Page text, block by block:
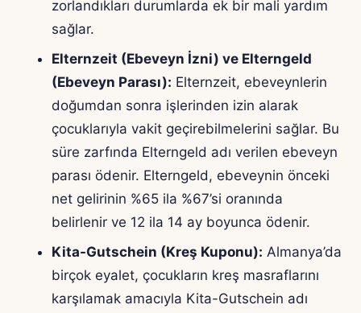
zorlandıkları durumlarda ek bir mali yardım
sağlar.
Elternzeit (Ebeveyn İzni) ve Elterngeld
(Ebeveyn Parası): Elternzeit, ebeveynlerin
doğumdan sonra işlerinden izin alarak
çocuklarıyla vakit geçirebilmelerini sağlar. Bu
süre zarfında Elterngeld adı verilen ebeveyn
parası ödenir. Elterngeld, ebeveynin önceki
net gelirinin %65 ila %67’si oranında
belirlenir ve 12 ila 14 ay boyunca ödenir.
Kita-Gutschein (Kreş Kuponu): Almanya’da
birçok eyalet, çocukların kreş masraflarını
karşılamak amacıyla Kita-Gutschein adı